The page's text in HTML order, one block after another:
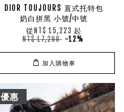
DIOR TOUJOURS 直式托特包
奶白拼黑 小號/中號
從 NT$ 15,223 起
NT$ 17,299 -12%
加入購物車
優惠